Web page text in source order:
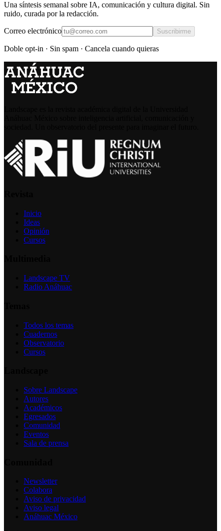
Una síntesis semanal sobre IA, comunicación y cultura digital. Sin
ruido, curada por la redacción.
Correo electrónico Suscribirme
Doble opt-in · Sin spam · Cancela cuando quieras
Inicio
Ideas
Opinión
Cursos
Landscape TV
Radio Anáhuac
Todos los temas
Cuadernos
Observatorio
Cursos
Sobre Landscape
Autores
Académicos
Egresados
Comunidad
Eventos
Sala de prensa
Newsletter
Colabora
Aviso de privacidad
Aviso legal
Anáhuac México